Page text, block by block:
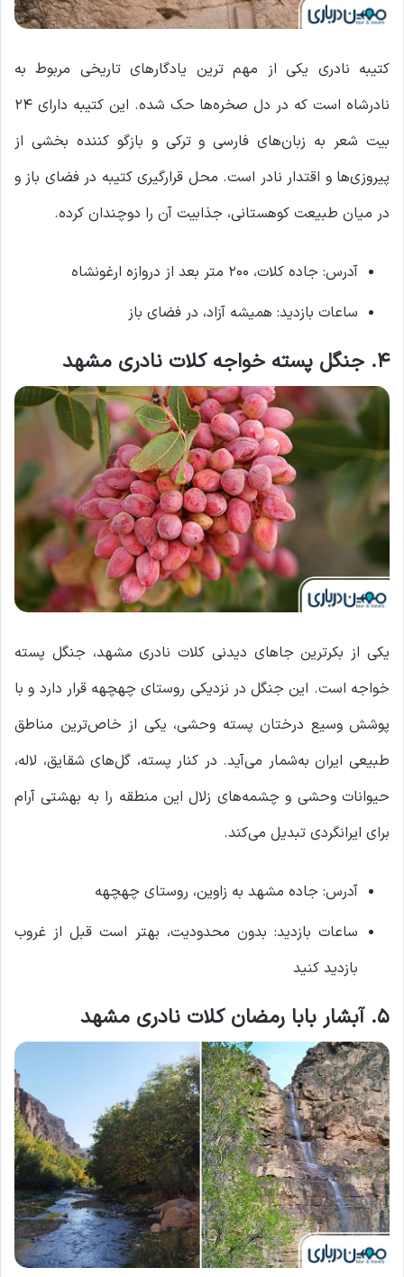
کتیبه نادری یکی از مهم ‌ترین یادگارهای تاریخی مربوط به
نادرشاه است که در دل صخره‌ها حک شده. این کتیبه دارای ۲۴
بیت شعر به زبان‌های فارسی و ترکی و بازگو کننده بخشی از
پیروزی‌ها و اقتدار نادر است. محل قرارگیری کتیبه در فضای باز و
در میان طبیعت کوهستانی، جذابیت آن را دوچندان کرده.
آدرس: جاده کلات، ۲۰۰ متر بعد از دروازه ارغونشاه
ساعات بازدید: همیشه آزاد، در فضای باز
۴. جنگل پسته خواجه کلات نادری مشهد
یکی از بکرترین جاهای دیدنی کلات نادری مشهد، جنگل پسته
خواجه است. این جنگل در نزدیکی روستای چهچهه قرار دارد و با
پوشش وسیع درختان پسته وحشی، یکی از خاص‌ترین مناطق
طبیعی ایران به‌شمار می‌آید. در کنار پسته، گل‌های شقایق، لاله،
حیوانات وحشی و چشمه‌های زلال این منطقه را به بهشتی آرام
برای ایرانگردی تبدیل می‌کند.
آدرس: جاده مشهد به زاوین، روستای چهچهه
ساعات بازدید: بدون محدودیت، بهتر است قبل از غروب
بازدید کنید
۵. آبشار بابا رمضان کلات نادری مشهد